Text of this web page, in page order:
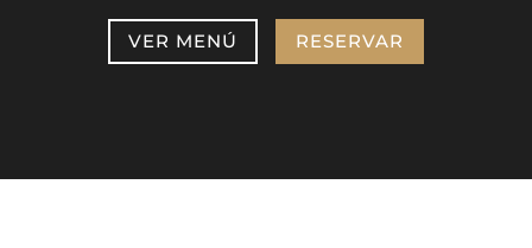
VER MENÚ RESERVAR